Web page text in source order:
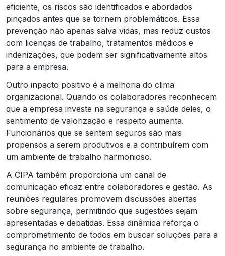
eficiente, os riscos são identificados e abordados
pinçados antes que se tornem problemáticos. Essa
prevenção não apenas salva vidas, mas reduz custos
com licenças de trabalho, tratamentos médicos e
indenizações, que podem ser significativamente altos
para a empresa.
Outro inpacto positivo é a melhoria do clima
organizacional. Quando os colaboradores reconhecem
que a empresa investe na segurança e saúde deles, o
sentimento de valorização e respeito aumenta.
Funcionários que se sentem seguros são mais
propensos a serem produtivos e a contribuírem com
um ambiente de trabalho harmonioso.
A CIPA também proporciona um canal de
comunicação eficaz entre colaboradores e gestão. As
reuniões regulares promovem discussões abertas
sobre segurança, permitindo que sugestões sejam
apresentadas e debatidas. Essa dinâmica reforça o
comprometimento de todos em buscar soluções para a
segurança no ambiente de trabalho.